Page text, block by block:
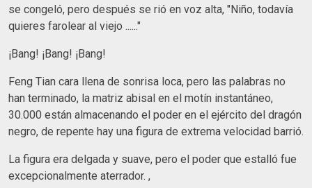
se congeló, pero después se rió en voz alta, "Niño, todavía
quieres farolear al viejo ......"
¡Bang! ¡Bang! ¡Bang!
Feng Tian cara llena de sonrisa loca, pero las palabras no
han terminado, la matriz abisal en el motín instantáneo,
30.000 están almacenando el poder en el ejército del dragón
negro, de repente hay una figura de extrema velocidad barrió.
La figura era delgada y suave, pero el poder que estalló fue
excepcionalmente aterrador. ,